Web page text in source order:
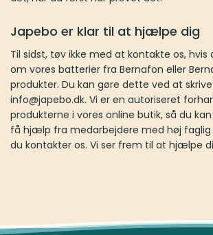
vores batterier fra Bernafon eller Bernafons
kan gøre dette ved at skrive til vores e-mail
en autoriseret forhandler af alle produkterne i
så du kan være sikker på at få hjælp fra
faglig ekspertise, når du kontakter os. Vi ser